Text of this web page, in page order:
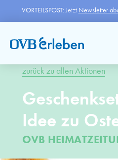
VORTEILSPOST:Jetzt Newsletter
zurück zu allen Aktionen
Idee zu
OVB